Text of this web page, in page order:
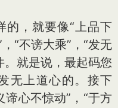
，就要像“上品下
“不谤大乘”，“发无
。就是说，最起码您
无上道心的。接下
谛心不惊动”，“于方